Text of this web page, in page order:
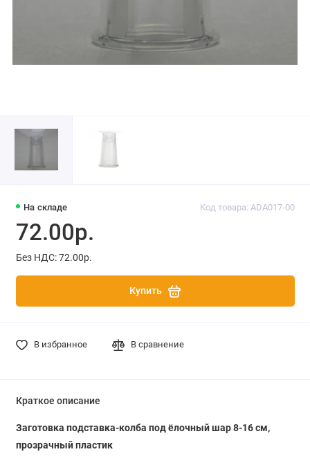
На складе Код товара: ADA017-00
72.00р.
Без НДС: 72.00р.
Купить
В избранное В сравнение
Краткое описание
Заготовка подставка-колба под ёлочный шар8-16 см,
прозрачный пластик